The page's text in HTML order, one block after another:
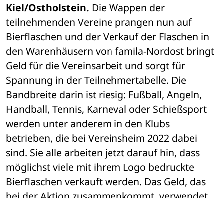
Kiel/Ostholstein. Die Wappen der
teilnehmenden Vereine prangen nun auf
Bierflaschen und der Verkauf der Flaschen in
den Warenhäusern von famila-Nordost bringt
Geld für die Vereinsarbeit und sorgt für
Spannung in der Teilnehmertabelle. Die
Bandbreite darin ist riesig: Fußball, Angeln,
Handball, Tennis, Karneval oder Schießsport
werden unter anderem in den Klubs
betrieben, die bei Vereinsheim 2022 dabei
sind. Sie alle arbeiten jetzt darauf hin, dass
möglichst viele mit ihrem Logo bedruckte
Bierflaschen verkauft werden. Das Geld, das